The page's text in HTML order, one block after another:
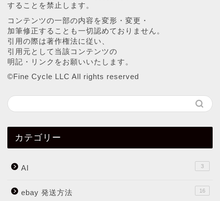
することを禁止します。
コンテンツの一部の内容を変形・変更・
加筆修正することも一切認めておりません。
引用の際は著作権法に従い、
引用元として当該コンテンツの
明記・リンクをお願いいたします。
©︎Fine Cycle LLC All rights reserved
カテゴリー
AI 3
ebay 発送方法 16